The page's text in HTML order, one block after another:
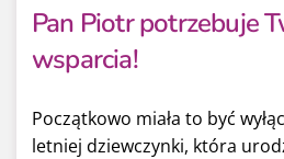
Pan Piotr potrzebuje
wsparcia!
Początkowo miała to być
letniej dziewczynki, która